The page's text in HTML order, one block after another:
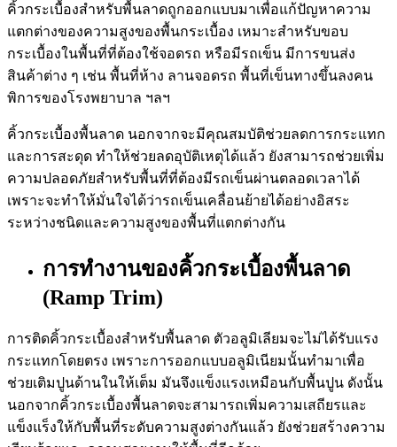
คิ้วกระเบื้องสำหรับพื้นลาดถูกออกแบบมาเพื่อแก้ปัญหาความ
แตกต่างของความสูงของพื้นกระเบื้อง เหมาะสำหรับขอบ
กระเบื้องในพื้นที่ที่ต้องใช้จอดรถ หรือมีรถเข็น มีการขนส่ง
สินค้าต่าง ๆ เช่น พื้นที่ห้าง ลานจอดรถ พื้นที่เข็นทางขึ้นลงคน
พิการของโรงพยาบาล ฯลฯ
คิ้วกระเบื้องพื้นลาด นอกจากจะมีคุณสมบัติช่วยลดการกระแทก
และการสะดุด ทำให้ช่วยลดอุบัติเหตุได้แล้ว ยังสามารถช่วยเพิ่ม
ความปลอดภัยสำหรับพื้นที่ที่ต้องมีรถเข็นผ่านตลอดเวลาได้
เพราะจะทำให้มั่นใจได้ว่ารถเข็นเคลื่อนย้ายได้อย่างอิสระ
ระหว่างชนิดและความสูงของพื้นที่แตกต่างกัน
การทำงานของคิ้วกระเบื้องพื้นลาด
(Ramp Trim)
การติดคิ้วกระเบื้องสำหรับพื้นลาด ตัวอลูมิเลียมจะไม่ได้รับแรง
กระแทกโดยตรง เพราะการออกแบบอลูมิเนียมนั้นทำมาเพื่อ
ช่วยเติมปูนด้านในให้เต็ม มันจึงแข็งแรงเหมือนกับพื้นปูน ดังนั้น
นอกจากคิ้วกระเบื้องพื้นลาดจะสามารถเพิ่มความเสถียรและ
แข็งแร็งให้กับพื้นที่ระดับความสูงต่างกันแล้ว ยังช่วยสร้างความ